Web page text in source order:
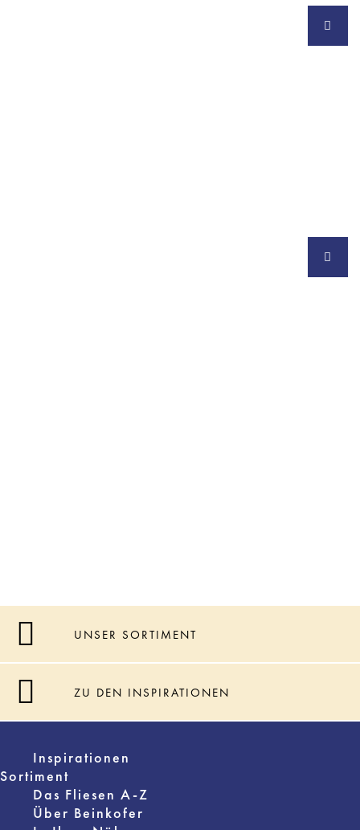
UNSER SORTIMENT
ZU DEN INSPIRATIONEN
Inspirationen
Sortiment
Das Fliesen A-Z
Über Beinkofer